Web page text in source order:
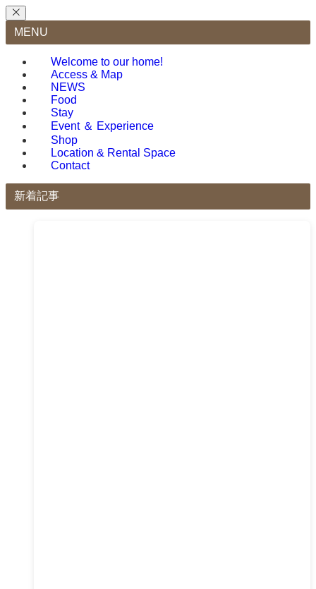
MENU
Welcome to our home!
Access & Map
NEWS
Food
Stay
Event ＆ Experience
Shop
Location & Rental Space
Contact
新着記事